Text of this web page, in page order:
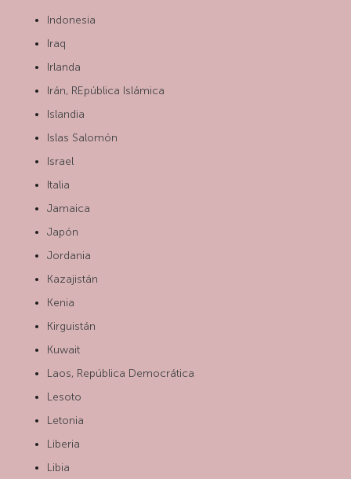
Indonesia
Iraq
Irlanda
Irán, REpública Islámica
Islandia
Islas Salomón
Israel
Italia
Jamaica
Japón
Jordania
Kazajistán
Kenia
Kirguistán
Kuwait
Laos, República Democrática
Lesoto
Letonia
Liberia
Libia